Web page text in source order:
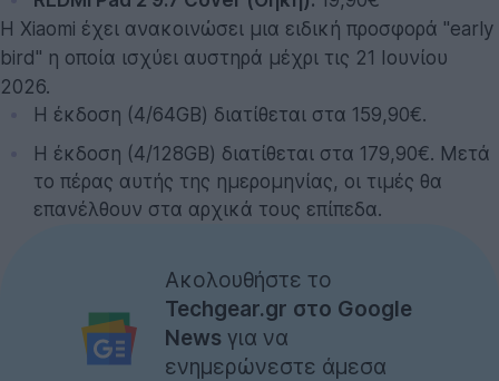
Η Xiaomi έχει ανακοινώσει μια ειδική προσφορά "early
bird" η οποία ισχύει αυστηρά μέχρι τις 21 Ιουνίου
2026.
Η έκδοση (4/64GB) διατίθεται στα 159,90€.
Η έκδοση (4/128GB) διατίθεται στα 179,90€. Μετά
το πέρας αυτής της ημερομηνίας, οι τιμές θα
επανέλθουν στα αρχικά τους επίπεδα.
Ακολουθήστε το
Techgear.gr στο Google
News για να
ενημερώνεστε άμεσα